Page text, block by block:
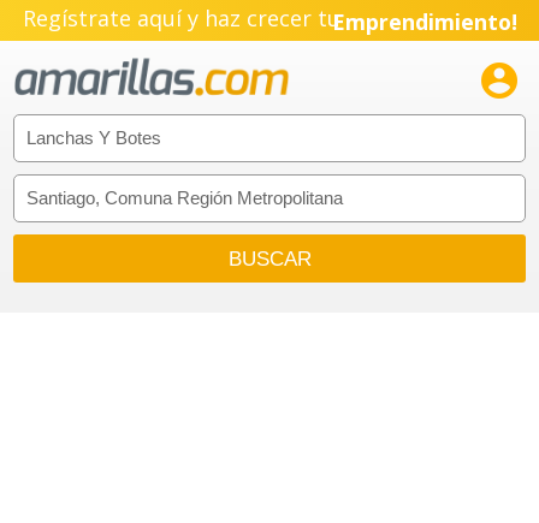
Regístrate aquí y haz crecer tuEmprendimiento!
